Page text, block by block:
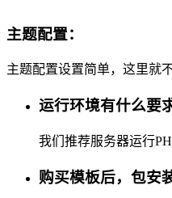
主题配置：
主题配置设置简单，这里就
运行环境有什么要
我们推荐服务器运行
购买模板后，包安